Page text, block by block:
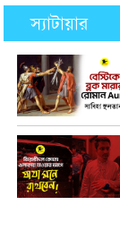
স্যাটায়ার